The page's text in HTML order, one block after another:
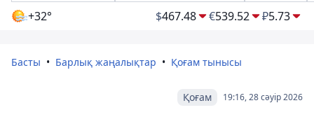
+32° $467.48 €539.52 ₽5.73
Басты Барлық жаңалықтар Қоғам тынысы
19:16, 28 сәуір 2026
Қоғам